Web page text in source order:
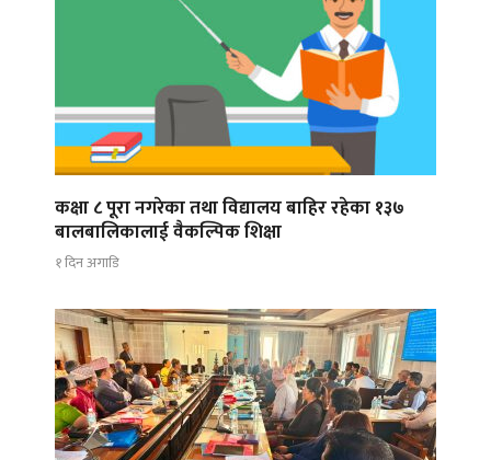
कक्षा ८ पूरा नगरेका तथा विद्यालय बाहिर रहेका १३७
बालबालिकालाई वैकल्पिक शिक्षा
१ दिन अगाडि